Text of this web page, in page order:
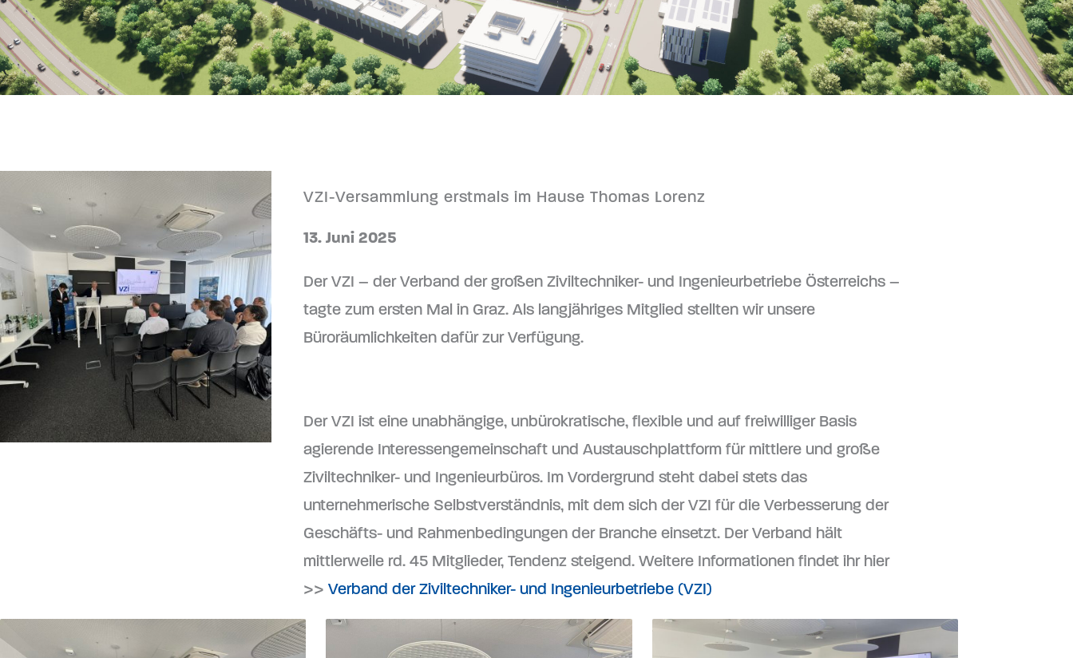
VZI-Versammlung erstmals im Hause Thomas Lorenz
13. Juni 2025
Der VZI – der Verband der großen Ziviltechniker- und Ingenieurbetriebe Österreichs –
tagte zum ersten Mal in Graz. Als langjähriges Mitglied stellten wir unsere
Büroräumlichkeiten dafür zur Verfügung.
Der VZI ist eine unabhängige, unbürokratische, flexible und auf freiwilliger Basis
agierende Interessengemeinschaft und Austauschplattform für mittlere und große
Ziviltechniker- und Ingenieurbüros. Im Vordergrund steht dabei stets das
unternehmerische Selbstverständnis, mit dem sich der VZI für die Verbesserung der
Geschäfts- und Rahmenbedingungen der Branche einsetzt. Der Verband hält
mittlerweile rd. 45 Mitglieder, Tendenz steigend. Weitere Informationen findet ihr hier
>> Verband der Ziviltechniker- und Ingenieurbetriebe (VZI)